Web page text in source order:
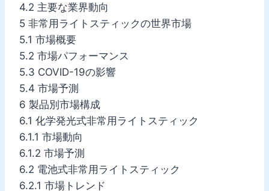
4.2 主要な業界動向
5 非常用ライトスティックの世界市場
5.1 市場概要
5.2 市場パフォーマンス
5.3 COVID-19の影響
5.4 市場予測
6 製品別市場構成
6.1 化学発光式非常用ライトスティック
6.1.1 市場動向
6.1.2 市場予測
6.2 電池式非常用ライトスティック
6.2.1 市場トレンド